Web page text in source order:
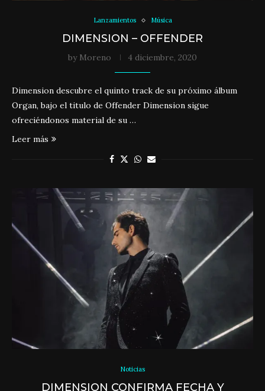
Lanzamientos Música
DIMENSION – OFFENDER
by Moreno 4 diciembre, 2020
Dimension descubre el quinto track de su próximo álbum
Organ, bajo el titulo de Offender Dimension sigue
ofreciéndonos material de su …
Leer más
Noticias
DIMENSION CONFIRMA FECHA Y